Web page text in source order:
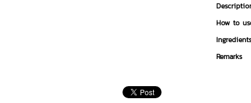
How to
Ingredients
Remarks